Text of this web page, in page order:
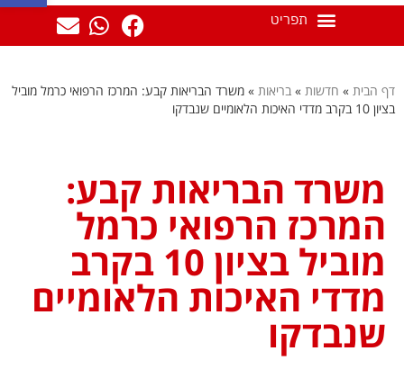
דף הבית » חדשות » בריאות » משרד הבריאות קבע: המרכז הרפואי כרמל מוביל
בציון 10 בקרב מדדי האיכות הלאומיים שנבדקו
משרד הבריאות קבע:
המרכז הרפואי כרמל
מוביל בציון 10 בקרב
מדדי האיכות הלאומיים
שנבדקו